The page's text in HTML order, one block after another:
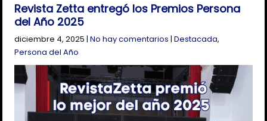
Revista Zetta entregó los Premios Persona
del Año 2025
diciembre 4, 2025 |No hay comentarios |Destacada,
Persona del Año